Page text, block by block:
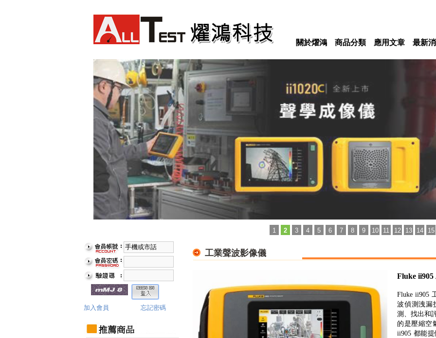
關於燿鴻 商品分類 應用文章 最新
1 2 3 4 5 6 7 8 9 10 11 12 13 14 15
加入會員 忘記密碼
Fluke TiS75 PRO 紅外線熱影像
工業聲波影像儀
Fluke
Fluke ii905
波偵測洩漏
測、找出和
的是壓縮空
ii905 都能